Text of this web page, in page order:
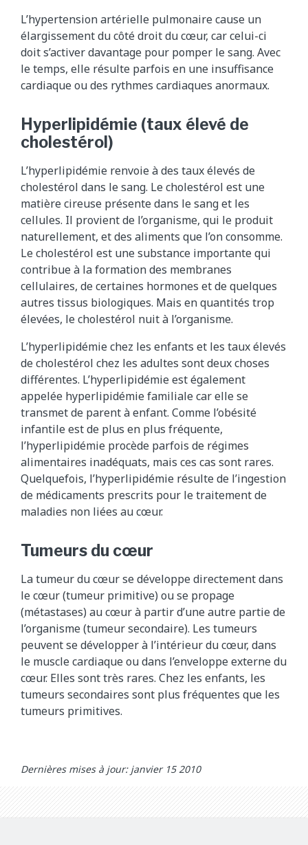
L’hypertension artérielle pulmonaire cause un
élargissement du côté droit du cœur, car celui-ci
doit s’activer davantage pour pomper le sang. Avec
le temps, elle résulte parfois en une insuffisance
cardiaque ou des rythmes cardiaques anormaux.
Hyperlipidémie (taux élevé de
cholestérol)
L’hyperlipidémie renvoie à des taux élevés de
cholestérol dans le sang. Le cholestérol est une
matière cireuse présente dans le sang et les
cellules. Il provient de l’organisme, qui le produit
naturellement, et des aliments que l’on consomme.
Le cholestérol est une substance importante qui
contribue à la formation des membranes
cellulaires, de certaines hormones et de quelques
autres tissus biologiques. Mais en quantités trop
élevées, le cholestérol nuit à l’organisme.
L’hyperlipidémie chez les enfants et les taux élevés
de cholestérol chez les adultes sont deux choses
différentes. L’hyperlipidémie est également
appelée hyperlipidémie familiale car elle se
transmet de parent à enfant. Comme l’obésité
infantile est de plus en plus fréquente,
l’hyperlipidémie procède parfois de régimes
alimentaires inadéquats, mais ces cas sont rares.
Quelquefois, l’hyperlipidémie résulte de l’ingestion
de médicaments prescrits pour le traitement de
maladies non liées au cœur.
Tumeurs du cœur
La tumeur du cœur se développe directement dans
le cœur (tumeur primitive) ou se propage
(métastases) au cœur à partir d’une autre partie de
l’organisme (tumeur secondaire). Les tumeurs
peuvent se développer à l’intérieur du cœur, dans
le muscle cardiaque ou dans l’enveloppe externe du
cœur. Elles sont très rares. Chez les enfants, les
tumeurs secondaires sont plus fréquentes que les
tumeurs primitives.
Dernières mises à jour: janvier 15 2010